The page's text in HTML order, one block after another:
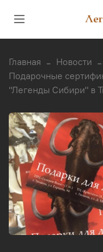
Главная
Новости
Подарочные
"Легенды Сибири" в